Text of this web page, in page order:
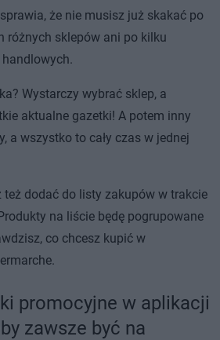
że nie musisz już skakać po
różnych sklepów ani po kilku
Wystarczy wybrać sklep, a
aktualne gazetki! A potem inny
a wszystko to cały czas w jednej
też dodać do listy zakupów w trakcie
na liście będę pogrupowane
co chcesz kupić w
promocyjne w aplikacji
zawsze być na